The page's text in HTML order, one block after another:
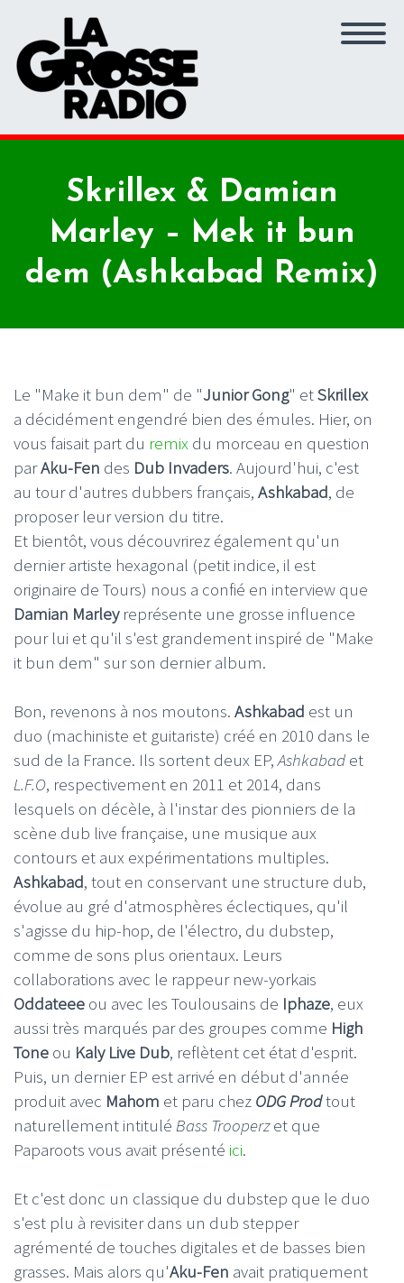
Skrillex & Damian
Marley – Mek it bun
dem (Ashkabad Remix)
Le "Make it bun dem" de "Junior Gong" etSkrillex
a décidément engendré bien des émules. Hier, on
vous faisait part du remix du morceau en question
parAku-Fen des Dub Invaders. Aujourd'hui, c'est
au tour d'autres dubbers français, Ashkabad, de
proposer leur version du titre.
Et bientôt, vous découvrirez également qu'un
dernier artiste hexagonal (petit indice, il est
originaire de Tours) nous a confié en interview que
Damian Marleyreprésente une grosse influence
pour lui et qu'il s'est grandement inspiré de "Make
it bun dem" sur son dernier album.
Bon, revenons à nos moutons. Ashkabad est un
duo (machiniste et guitariste) créé en 2010 dans le
sud de la France. Ils sortent deux EP,Ashkabad et
L.F.O, respectivement en 2011 et 2014, dans
lesquels on décèle, à l'instar des pionniers de la
scène dub live française, une musique aux
contours et aux expérimentations multiples.
Ashkabad, tout en conservant une structure dub,
évolue au gré d'atmosphères éclectiques, qu'il
s'agisse du hip-hop, de l'électro, du dubstep,
comme de sons plus orientaux. Leurs
collaborations avec le rappeur new-yorkais
Oddateee ou avec les Toulousains de Iphaze, eux
aussi très marqués par des groupes comme High
Tone ou Kaly Live Dub, reflètent cet état d'esprit.
Puis, un dernier EP est arrivé en début d'année
produit avec Mahom et paru chez ODG Prodtout
naturellement intitulé Bass Trooperzet que
Paparoots vous avait présenté ici.
Et c'est donc un classique du dubstep que le duo
s'est plu à revisiter dans un dub stepper
agrémenté de touches digitales et de basses bien
grasses. Mais alors qu'Aku-Fen avait pratiquement